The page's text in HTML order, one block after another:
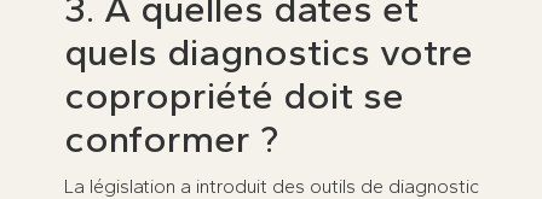
quels diagnostics votre
copropriété doit se
conformer ?
La législation a introduit des outils de diagnostic